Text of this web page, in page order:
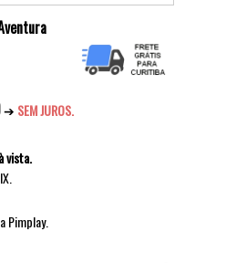
➔ SEM JUROS.
à vista.
Pimplay.